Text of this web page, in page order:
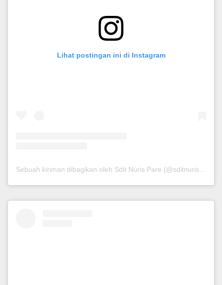
Lihat postingan ini di Instagram
Sebuah kiriman dibagikan oleh Sdit Nuris Pare (@sditnurispare_)